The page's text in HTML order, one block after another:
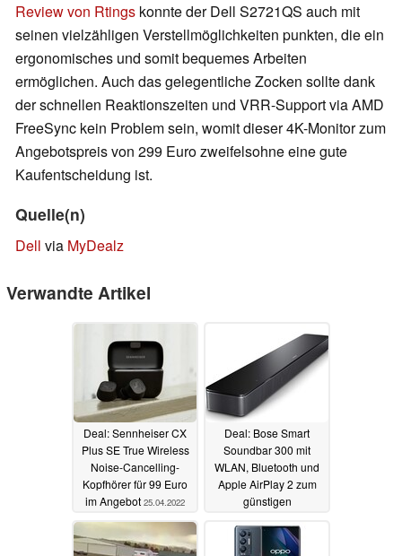
Review von Rtings konnte der Dell S2721QS auch mit
seinen vielzähligen Verstellmöglichkeiten punkten, die ein
ergonomisches und somit bequemes Arbeiten
ermöglichen. Auch das gelegentliche Zocken sollte dank
der schnellen Reaktionszeiten und VRR-Support via AMD
FreeSync kein Problem sein, womit dieser 4K-Monitor zum
Angebotspreis von 299 Euro zweifelsohne eine gute
Kaufentscheidung ist.
Quelle(n)
Dell via MyDealz
Verwandte Artikel
Deal: Sennheiser CX
Plus SE True Wireless
Noise-Cancelling-
Kopfhörer für 99 Euro
im Angebot 25.04.2022
Deal: Bose Smart
Soundbar 300 mit
WLAN, Bluetooth und
Apple AirPlay 2 zum
günstigen
erhältlich
23.04.2022